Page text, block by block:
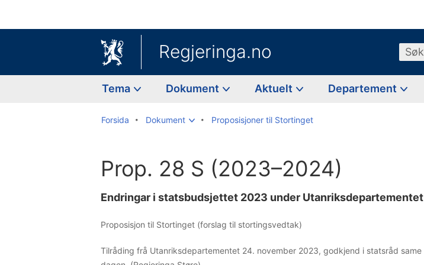
Regjeringa.no Søk
Tema Dokument Aktuelt Departement
Forsida Dokument Proposisjoner til Stortinget
Prop. 28 S (2023–2024)
Endringar i statsbudsjettet 2023 under Utanriksdepartementet
Proposisjon til Stortinget (forslag til stortingsvedtak)
Tilråding frå Utanriksdepartementet 24. november 2023, godkjend i statsråd same